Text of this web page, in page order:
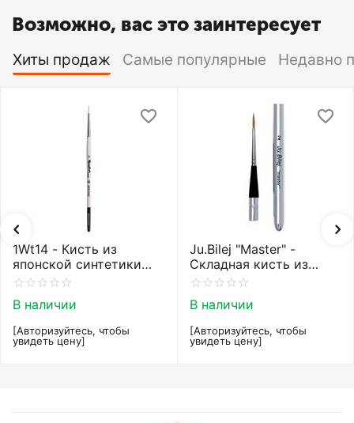
Возможно, вас это заинтересует
Хиты продаж Самые популярные Недавно
1Wt14 - Кисть из
японской синтетики
Roubloff restyle White
В наличии
[Авторизуйтесь, чтобы
увидеть цену]
Ju.Bilej "Master" -
Складная кисть из
колонка от Юлии Билей
В наличии
[Авторизуйтесь, чтобы
увидеть цену]